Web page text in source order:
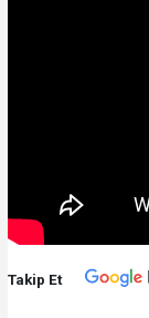
Takip Et